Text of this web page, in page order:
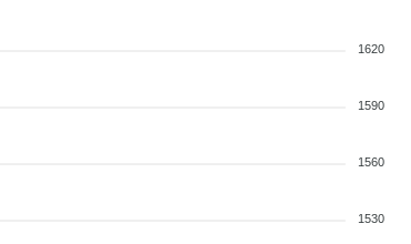
1620
1590
1560
1530